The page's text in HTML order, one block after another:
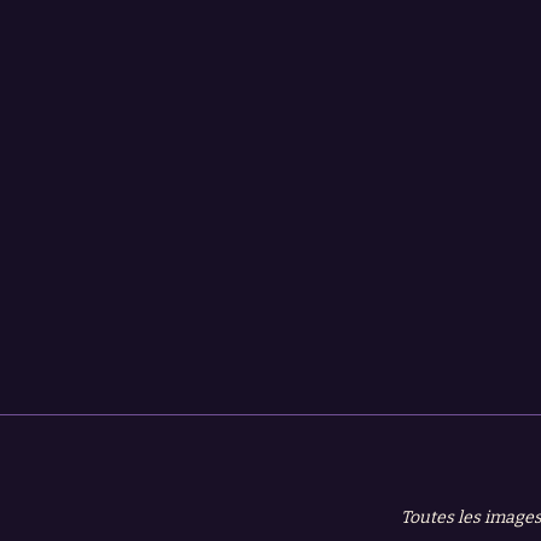
Toutes les